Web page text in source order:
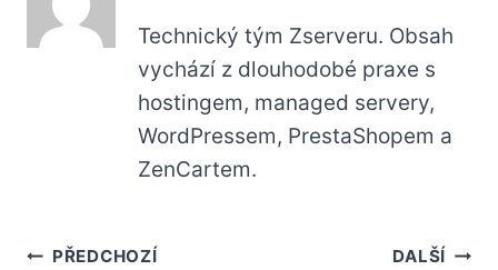
Technický tým Zserveru. Obsah
vychází z dlouhodobé praxe s
hostingem, managed servery,
WordPressem, PrestaShopem a
ZenCartem.
Navigace
PŘEDCHOZÍ DALŠÍ